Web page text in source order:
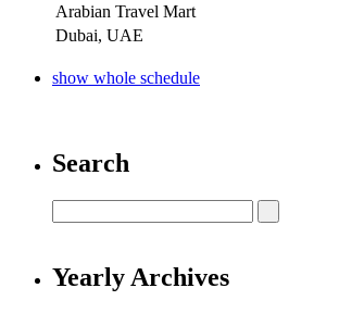
Arabian Travel Mart
Dubai, UAE
show whole schedule
Search
Yearly Archives